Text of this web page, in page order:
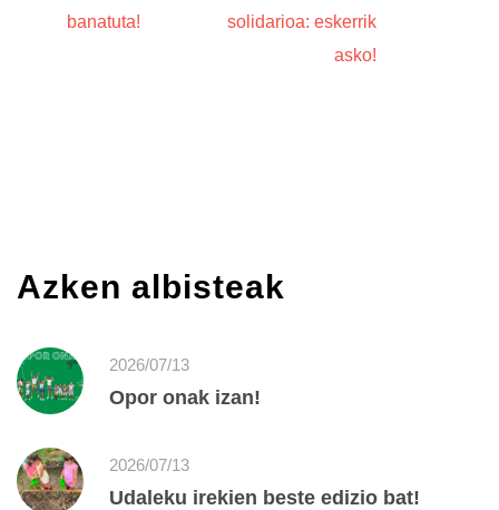
banatuta!
solidarioa: eskerrik
asko!
Azken albisteak
2026/07/13
Opor onak izan!
2026/07/13
Udaleku irekien beste edizio bat!